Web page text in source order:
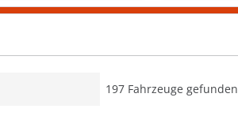
197 Fahrzeuge gefunden